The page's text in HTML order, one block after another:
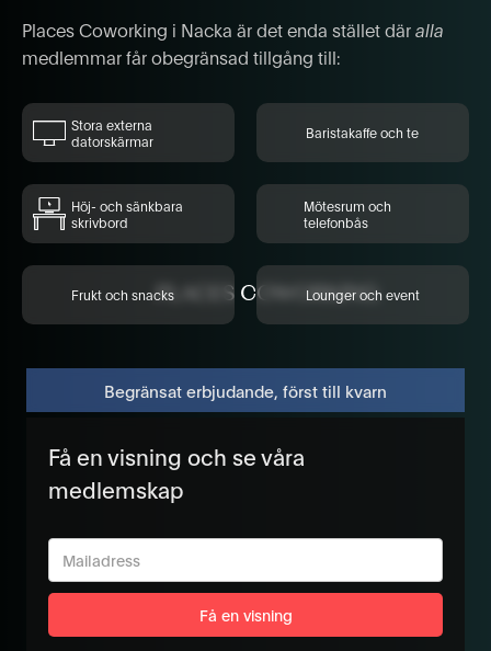
Places Coworking i Nacka är det enda stället däralla
medlemmar får obegränsad tillgång till:
Stora externa
datorskärmar
Baristakaffe och te
Höj- och sänkbara
skrivbord
Mötesrum och
telefonbås
Frukt och snacks Lounger och event
Begränsat erbjudande, först till kvarn
Få en visning och se våra
medlemskap